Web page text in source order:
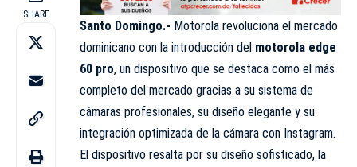
SHARE
Santo Domingo.- Motorola revoluciona el mercado
dominicano con la introducción del motorola edge
60 pro, un dispositivo que se destaca como el más
completo del mercado gracias a su sistema de
cámaras profesionales, su diseño elegante y su
integración optimizada de la cámara con Instagram.
El dispositivo resalta por su diseño sofisticado, la